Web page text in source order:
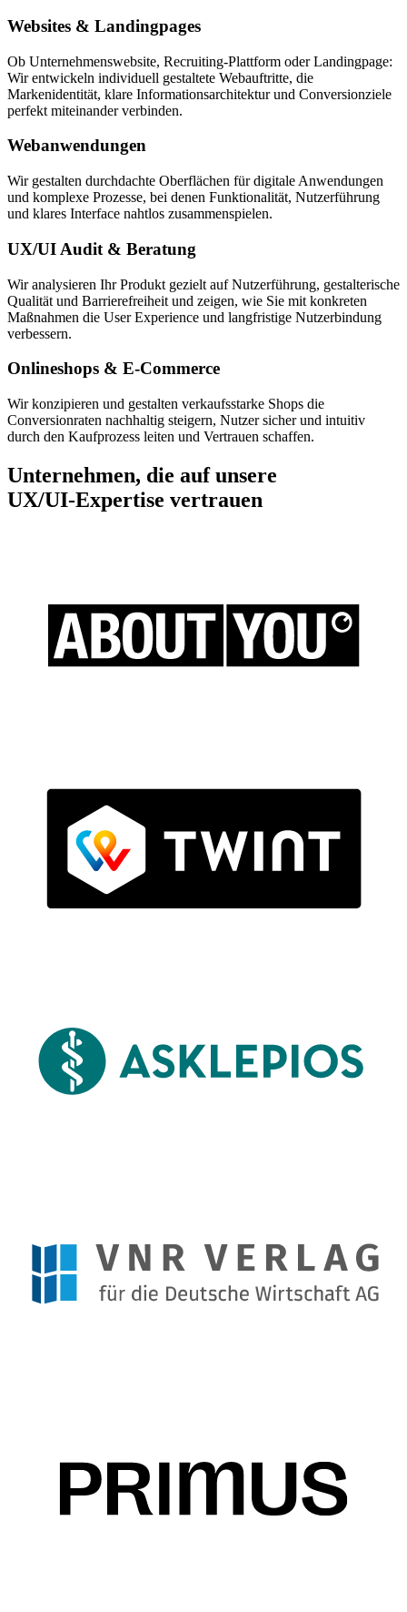
Websites & Landingpages
Ob Unternehmenswebsite, Recruiting-Plattform oder Landingpage:
Wir entwickeln individuell gestaltete Webauftritte, die
Markenidentität, klare Informationsarchitektur und Conversionziele
perfekt miteinander verbinden.
Webanwendungen
Wir gestalten durchdachte Oberflächen für digitale Anwendungen
und komplexe Prozesse, bei denen Funktionalität, Nutzerführung
und klares Interface nahtlos zusammenspielen.
UX/UI Audit & Beratung
Wir analysieren Ihr Produkt gezielt auf Nutzerführung, gestalterische
Qualität und Barrierefreiheit und zeigen, wie Sie mit konkreten
Maßnahmen die User Experience und langfristige Nutzerbindung
verbessern.
Onlineshops & E-Commerce
Wir konzipieren und gestalten verkaufsstarke Shops die
Conversionraten nachhaltig steigern, Nutzer sicher und intuitiv
durch den Kaufprozess leiten und Vertrauen schaffen.
Unternehmen, die auf unsere
UX/UI-Expertise vertrauen